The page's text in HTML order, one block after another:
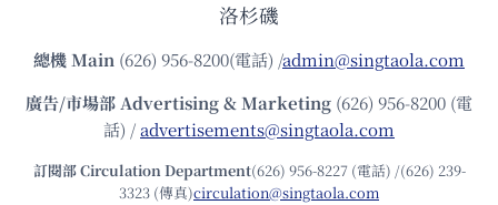
洛杉磯
總機Main (626) 956-8200(電話) /admin@singtaola.com
廣告/市場部Advertising & Marketing (626) 956-8200 (電
話) /advertisements@singtaola.com
訂閱部 Circulation Department(626) 956-8227 (電話) /(626) 239-
3323 (傳真)circulation@singtaola.com